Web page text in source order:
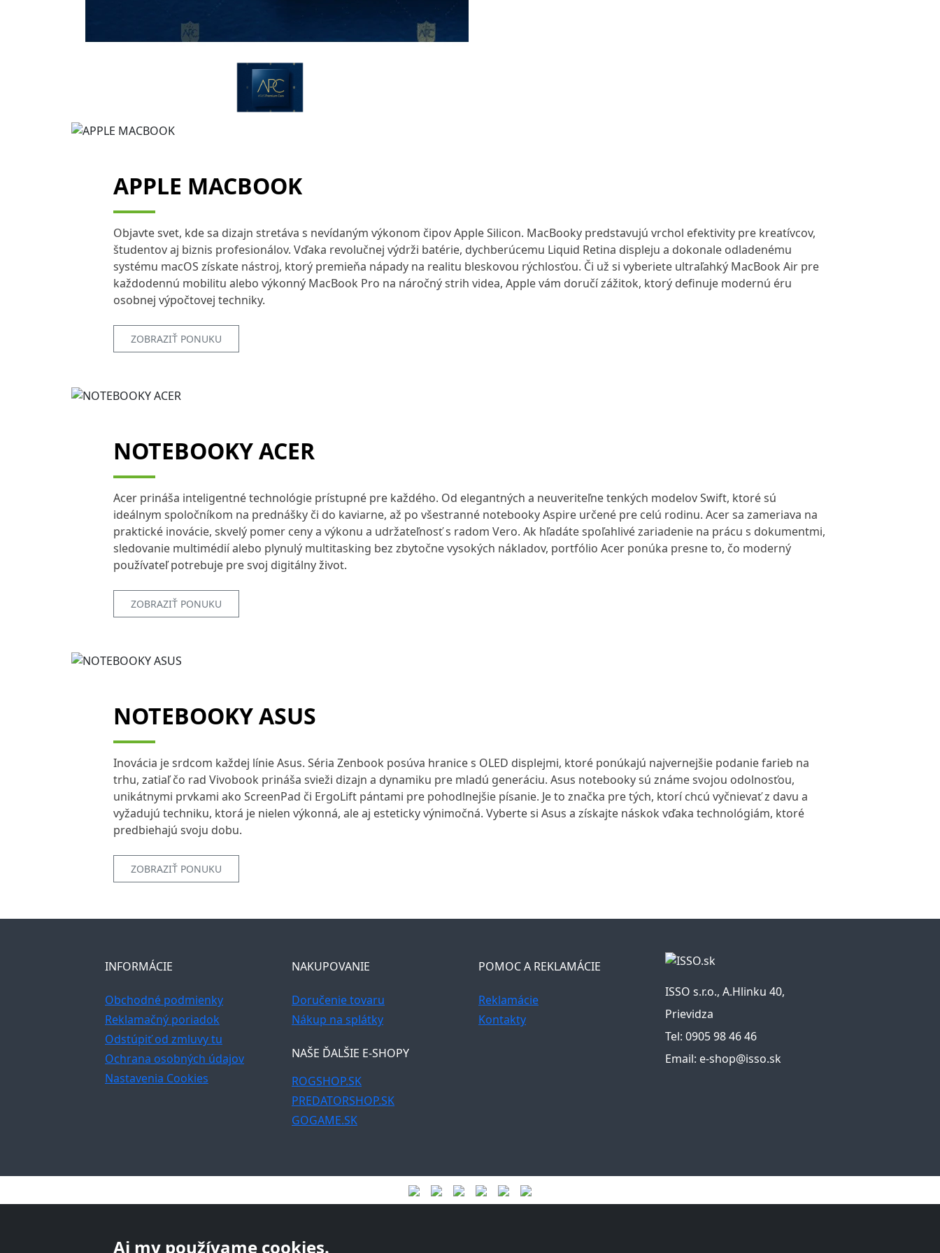
APPLE MACBOOK
Objavte svet, kde sa dizajn stretáva s nevídaným výkonom čipov Apple Silicon. MacBooky predstavujú vrchol efektivity pre kreatívcov,
študentov aj biznis profesionálov. Vďaka revolučnej výdrži batérie, dychberúcemu Liquid Retina displeju a dokonale odladenému
systému macOS získate nástroj, ktorý premieňa nápady na realitu bleskovou rýchlosťou. Či už si vyberiete ultraľahký MacBook Air pre
každodennú mobilitu alebo výkonný MacBook Pro na náročný strih videa, Apple vám doručí zážitok, ktorý definuje modernú éru
osobnej výpočtovej techniky.
ZOBRAZIŤ PONUKU
NOTEBOOKY ACER
Acer prináša inteligentné technológie prístupné pre každého. Od elegantných a neuveriteľne tenkých modelov Swift, ktoré sú
ideálnym spoločníkom na prednášky či do kaviarne, až po všestranné notebooky Aspire určené pre celú rodinu. Acer sa zameriava na
praktické inovácie, skvelý pomer ceny a výkonu a udržateľnosť s radom Vero. Ak hľadáte spoľahlivé zariadenie na prácu s dokumentmi,
sledovanie multimédií alebo plynulý multitasking bez zbytočne vysokých nákladov, portfólio Acer ponúka presne to, čo moderný
používateľ potrebuje pre svoj digitálny život.
ZOBRAZIŤ PONUKU
NOTEBOOKY ASUS
Inovácia je srdcom každej línie Asus. Séria Zenbook posúva hranice s OLED displejmi, ktoré ponúkajú najvernejšie podanie farieb na
trhu, zatiaľ čo rad Vivobook prináša svieži dizajn a dynamiku pre mladú generáciu. Asus notebooky sú známe svojou odolnosťou,
unikátnymi prvkami ako ScreenPad či ErgoLift pántami pre pohodlnejšie písanie. Je to značka pre tých, ktorí chcú vyčnievať z davu a
vyžadujú techniku, ktorá je nielen výkonná, ale aj esteticky výnimočná. Vyberte si Asus a získajte náskok vďaka technológiám, ktoré
predbiehajú svoju dobu.
ZOBRAZIŤ PONUKU
INFORMÁCIE
Obchodné podmienky
Reklamačný poriadok
Odstúpiť od zmluvy tu
Ochrana osobných údajov
Nastavenia Cookies
NAKUPOVANIE
Doručenie tovaru
Nákup na splátky
NAŠE ĎALŠIE E-SHOPY
ROGSHOP.SK
PREDATORSHOP.SK
GOGAME.SK
POMOC A REKLAMÁCIE
Reklamácie
Kontakty
ISSO s.r.o., A.Hlinku 40,
Prievidza
Tel: 0905 98 46 46
Email: e-shop@isso.sk
Aj my používame cookies.